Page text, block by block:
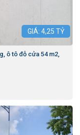
GIÁ: 4,25 TỶ
ô tô đỗ cửa 54 m2,